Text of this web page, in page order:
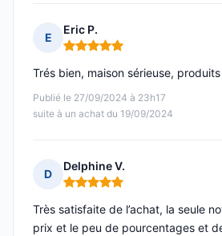
E
Eric P.
Note : 5 sur 5
Publié le 27/09/2024 à 23h17
suite à un achat du 19/09/2024
Trés bien, maison sérieuse,
D
Delphine V.
Note : 5 sur 5
Très satisfaite de l’achat, la seule
prix et le peu de pourcentages et